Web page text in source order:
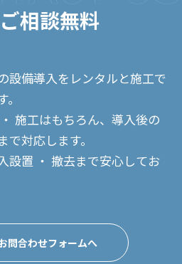
相談無料
設備導入をレンタルと施工で
施工はもちろん、導入後の
対応します。
設置 ・ 撤去まで安心してお
問合わせフォームへ